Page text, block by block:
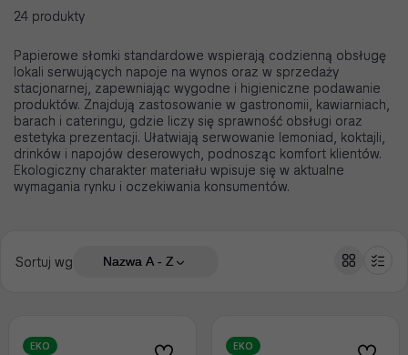
24 produkty
Papierowe słomki standardowe wspierają codzienną obsługę
lokali serwujących napoje na wynos oraz w sprzedaży
stacjonarnej, zapewniając wygodne i higieniczne podawanie
produktów. Znajdują zastosowanie w gastronomii, kawiarniach,
barach i cateringu, gdzie liczy się sprawność obsługi oraz
estetyka prezentacji. Ułatwiają serwowanie lemoniad, koktajli,
drinków i napojów deserowych, podnosząc komfort klientów.
Ekologiczny charakter materiału wpisuje się w aktualne
wymagania rynku i oczekiwania konsumentów.
Sortuj wg Nazwa A - Z
EKO EKO